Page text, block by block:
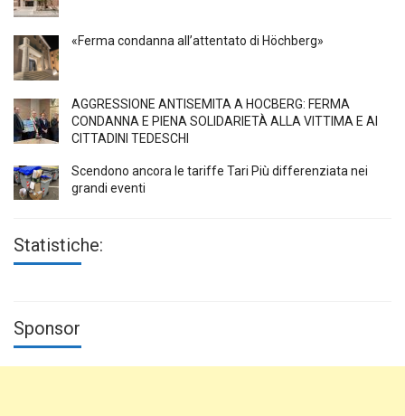
«Ferma condanna all’attentato di Höchberg»
AGGRESSIONE ANTISEMITA A HÖCBERG: FERMA
CONDANNA E PIENA SOLIDARIETÀ ALLA VITTIMA E AI
CITTADINI TEDESCHI
Scendono ancora le tariffe Tari Più differenziata nei
grandi eventi
Statistiche:
Sponsor